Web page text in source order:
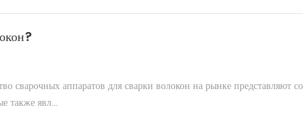
сварочных аппаратов для сварки волокон на рынке представляют
также явл...